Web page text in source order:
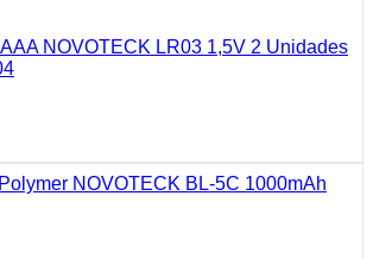
NOVOTECK LR03 1,5V 2 Unidades